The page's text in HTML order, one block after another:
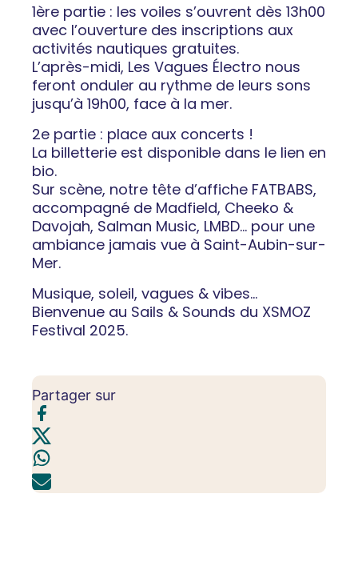
1ère partie : les voiles s’ouvrent dès 13h00
avec l’ouverture des inscriptions aux
activités nautiques gratuites.
L’après-midi, Les Vagues Électro nous
feront onduler au rythme de leurs sons
jusqu’à 19h00, face à la mer.
2e partie : place aux concerts !
La billetterie est disponible dans le lien en
bio.
Sur scène, notre tête d’affiche FATBABS,
accompagné de Madfield, Cheeko &
Davojah, Salman Music, LMBD… pour une
ambiance jamais vue à Saint-Aubin-sur-
Mer.
Musique, soleil, vagues & vibes…
Bienvenue au Sails & Sounds du XSMOZ
Festival 2025.
Partager sur